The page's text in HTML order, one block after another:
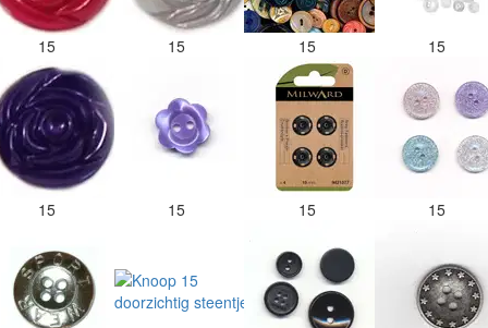
15 15 15 15
15 15 15 15